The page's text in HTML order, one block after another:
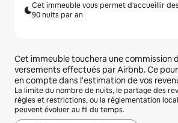
Cet immeuble vous permet d'accueillir
90 nuits par an
Cet immeuble touchera une commission
versements effectués par Airbnb. Ce
en compte dans l'estimation de vos
La limite du nombre de nuits, le partage des
règles et restrictions, ou la réglementation
peuvent évoluer au fil du temps.